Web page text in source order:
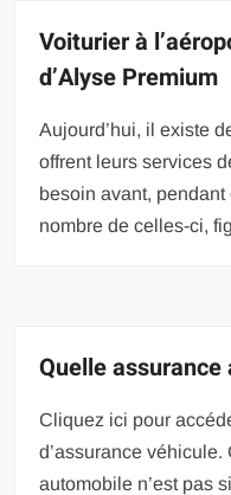
Voiturier à
d’Alyse Premium
Aujourd’hui, il existe
offrent leurs services
besoin avant,
nombre de celles-ci,
Quelle
Cliquez ici pour
d’assurance
automobile n’est pas